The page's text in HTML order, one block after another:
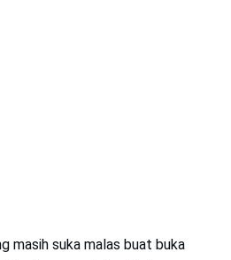
masih suka malas buat buka